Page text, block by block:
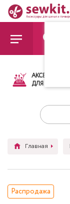
АКСЕССУАРЫ
ДЛЯ ШИТЬЯ
Главная
Распродажа